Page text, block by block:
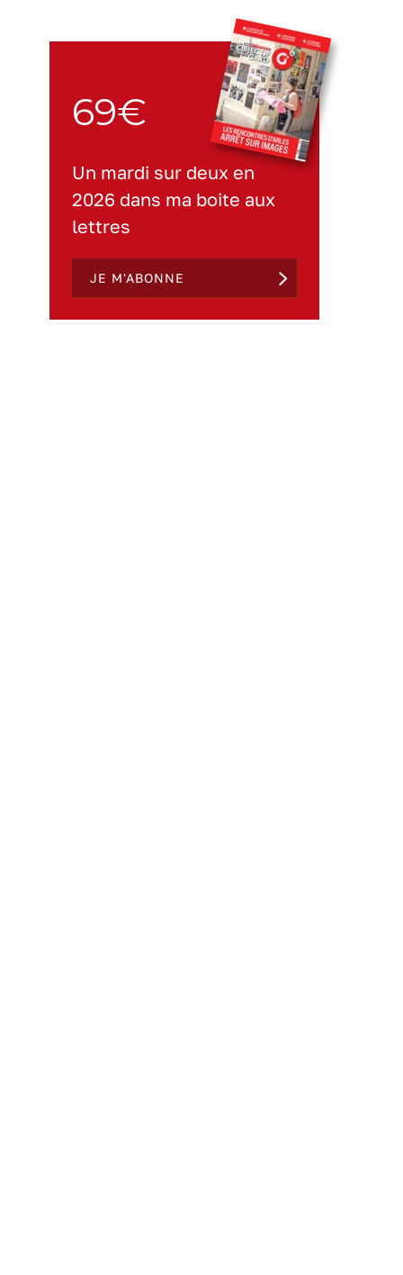
69€
Un mardi sur deux en
2026 dans ma boite aux
lettres
JE M'ABONNE